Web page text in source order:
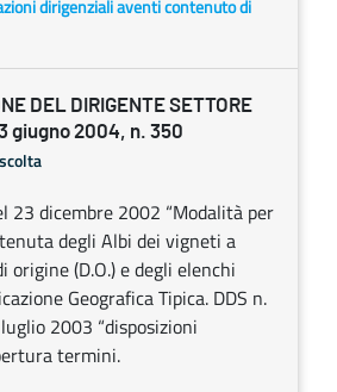
dirigenziali aventi contenuto di
DEL DIRIGENTE SETTORE
giugno 2004, n. 350
23 dicembre 2002 “Modalità per
degli Albi dei vigneti a
origine (D.O.) e degli elenchi
Geografica Tipica. DDS n.
2003 “disposizioni
termini.